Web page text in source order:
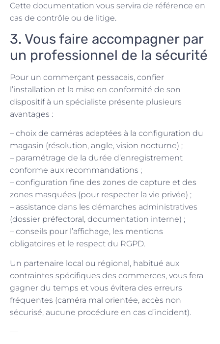
Cette documentation vous servira de référence en
cas de contrôle ou de litige.
3. Vous faire accompagner par
un professionnel de la sécurité
Pour un commerçant pessacais, confier
l’installation et la mise en conformité de son
dispositif à un spécialiste présente plusieurs
avantages :
– choix de caméras adaptées à la configuration du
magasin (résolution, angle, vision nocturne) ;
– paramétrage de la durée d’enregistrement
conforme aux recommandations ;
– configuration fine des zones de capture et des
zones masquées (pour respecter la vie privée) ;
– assistance dans les démarches administratives
(dossier préfectoral, documentation interne) ;
– conseils pour l’affichage, les mentions
obligatoires et le respect du RGPD.
Un partenaire local ou régional, habitué aux
contraintes spécifiques des commerces, vous fera
gagner du temps et vous évitera des erreurs
fréquentes (caméra mal orientée, accès non
sécurisé, aucune procédure en cas d’incident).
—